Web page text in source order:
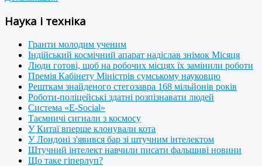
Наука і техніка
Гранти молодим ученим
Індійський космічний апарат надіслав знімок Місяця
Люди готові, щоб на робочих місцях їх замінили роботи
Премія Кабінету Міністрів сумському науковцю
Решткам знайденого стегозавра 168 мільйонів років
Роботи-поліцейські здатні розпізнавати людей
Система «E-Social»
Таємничі сигнали з космосу
У Китаї вперше клонували кота
У Лондоні з'явився бар зі штучним інтелектом
Штучний інтелект навчили писати фальшиві новини
Що таке гіперлуп?